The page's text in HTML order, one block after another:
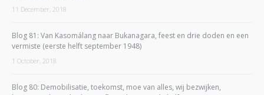
11 December, 2018
Blog 81: Van Kasomálang naar Bukanagara, feest en drie doden en een
vermiste (eerste helft september 1948)
1 October, 2018
Blog 80: Demobilisatie, toekomst, moe van alles, wij bezwijken,